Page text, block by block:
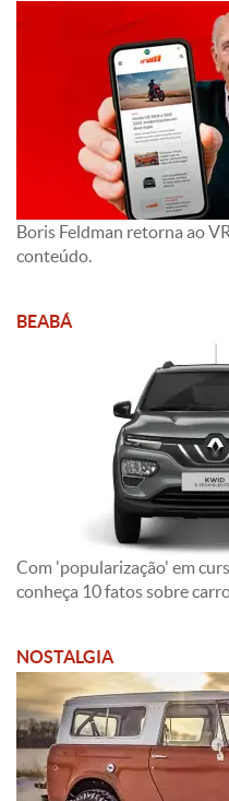
Boris Feldman retorna ao
conteúdo.
BEABÁ
Com 'popularização' em
conheça 10 fatos sobre
NOSTALGIA